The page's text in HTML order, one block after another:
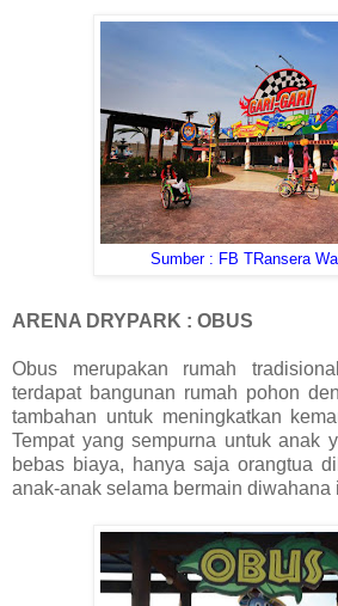
Sumber : FB TRansera
ARENA DRYPARK : OBUS
Obus merupakan rumah
terdapat bangunan rumah pohon
tambahan untuk meningkatkan
Tempat yang sempurna untuk anak
bebas biaya, hanya saja orangtua
anak-anak selama bermain diwahana